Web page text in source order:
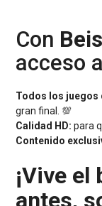
Con
acceso
Todos los juegos
gran final. 💯
Calidad HD: para
Contenido
¡Vive
antes,